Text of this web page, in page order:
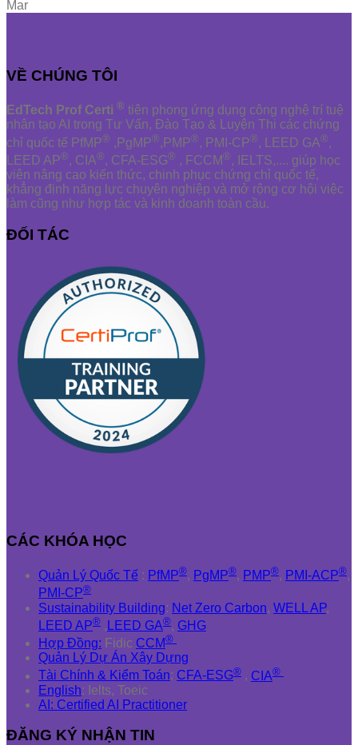
Mar
VỀ CHÚNG TÔI
EdTech Prof Certi ® tiên phong ứng dụng công nghệ trí tuệ
nhân tạo AI trong Tư Vấn, Đào Tạo & Luyện Thi các chứng
chỉ quốc tế PfMP® ,PgMP®,PMP®, PMI-CP®, LEED GA®,
LEED AP®, CIA®, CFA-ESG® , FCCM®, IELTS,.... giúp học
viên nâng cao kiến thức, chinh phục chứng chỉ quốc tế,
khẳng định năng lực chuyên nghiệp và mở rộng cơ hội việc
làm cũng như hợp tác và kinh doanh toàn cầu.
ĐỐI TÁC
CÁC KHÓA HỌC
Quản Lý Quốc Tế : PfMP®, PgMP®, PMP®, PMI-ACP®,
PMI-CP®
Sustainability Building: Net Zero Carbon, WELL AP,
LEED AP® , LEED GA®, GHG
Hợp Đồng: Fidic CCM®
Quản Lý Dự Án Xây Dựng
Tài Chính & Kiểm Toán: CFA-ESG® , CIA®
English: Ielts, Toeic
AI: Certified AI Practitioner
ĐĂNG KÝ NHẬN TIN